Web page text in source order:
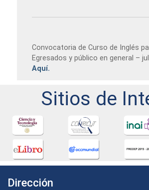
Convocatoria de Curso de Inglés
Egresados y público en general –
Aquí.
Sitios de
Dirección